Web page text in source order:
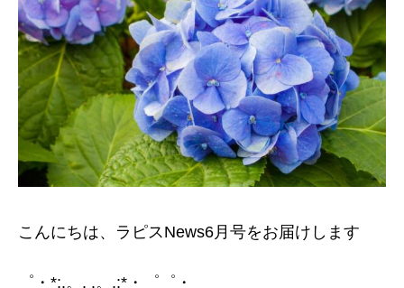
こんにちは、ラピスNews6月号をお届けします
゜・*:.。. .。.:*・゜゜・